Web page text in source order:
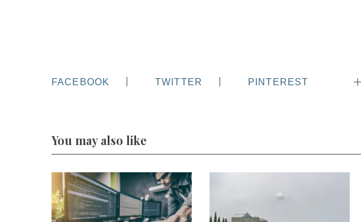
FACEBOOK TWITTER PINTEREST
You may also like